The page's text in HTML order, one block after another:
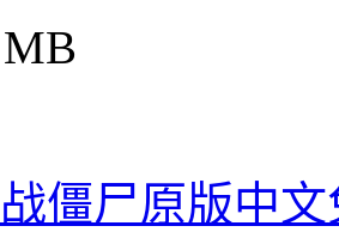
僵尸原版中